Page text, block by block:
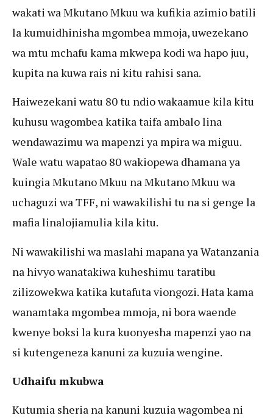
wakati wa Mkutano Mkuu wa kufikia azimio batili
la kumuidhinisha mgombea mmoja, uwezekano
wa mtu mchafu kama mkwepa kodi wa hapo juu,
kupita na kuwa rais ni kitu rahisi sana.
Haiwezekani watu 80 tu ndio wakaamue kila kitu
kuhusu wagombea katika taifa ambalo lina
wendawazimu wa mapenzi ya mpira wa miguu.
Wale watu wapatao 80 wakiopewa dhamana ya
kuingia Mkutano Mkuu na Mkutano Mkuu wa
uchaguzi wa TFF, ni wawakilishi tu na si genge la
mafia linalojiamulia kila kitu.
Ni wawakilishi wa maslahi mapana ya Watanzania
na hivyo wanatakiwa kuheshimu taratibu
zilizowekwa katika kutafuta viongozi. Hata kama
wanamtaka mgombea mmoja, ni bora waende
kwenye boksi la kura kuonyesha mapenzi yao na
si kutengeneza kanuni za kuzuia wengine.
Udhaifu mkubwa
Kutumia sheria na kanuni kuzuia wagombea ni